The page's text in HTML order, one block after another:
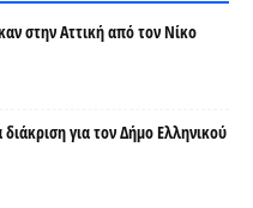
στην Αττική από τον Νίκο
για τον Δήμο Ελληνικού